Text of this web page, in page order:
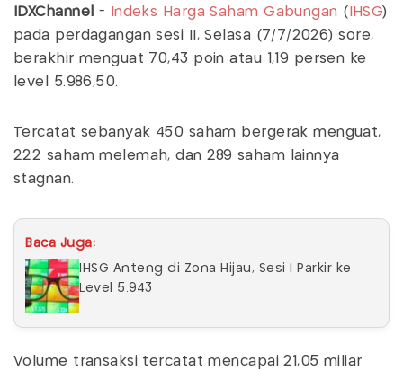
IDXChannel - Indeks Harga Saham Gabungan ( IHSG)
pada perdagangan sesi II, Selasa (7/7/2026) sore,
berakhir menguat 70,43 poin atau 1,19 persen ke
level 5.986,50.
Tercatat sebanyak 450 saham bergerak menguat,
222 saham melemah, dan 289 saham lainnya
stagnan.
Baca Juga:
IHSG Anteng di Zona Hijau, Sesi I Parkir ke
Level 5.943
Volume transaksi tercatat mencapai 21,05 miliar